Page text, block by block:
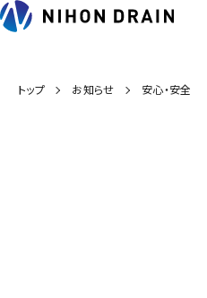
トップ お知らせ 安心・安全